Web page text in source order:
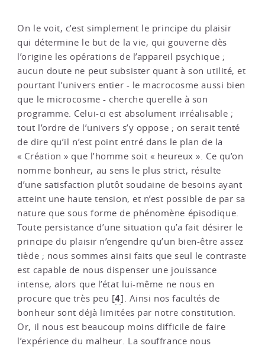
On le voit, c’est simplement le principe du plaisir
qui détermine le but de la vie, qui gouverne dès
l’origine les opérations de l’appareil psychique ;
aucun doute ne peut subsister quant à son utilité, et
pourtant l’univers entier - le macrocosme aussi bien
que le microcosme - cherche querelle à son
programme. Celui-ci est absolument irréalisable ;
tout l’ordre de l’univers s’y oppose ; on serait tenté
de dire qu’il n’est point entré dans le plan de la
« Création » que l’homme soit « heureux ». Ce qu’on
nomme bonheur, au sens le plus strict, résulte
d’une satisfaction plutôt soudaine de besoins ayant
atteint une haute tension, et n’est possible de par sa
nature que sous forme de phénomène épisodique.
Toute persistance d’une situation qu’a fait désirer le
principe du plaisir n’engendre qu’un bien-être assez
tiède ; nous sommes ainsi faits que seul le contraste
est capable de nous dispenser une jouissance
intense, alors que l’état lui-même ne nous en
procure que très peu [4]. Ainsi nos facultés de
bonheur sont déjà limitées par notre constitution.
Or, il nous est beaucoup moins difficile de faire
l’expérience du malheur. La souffrance nous